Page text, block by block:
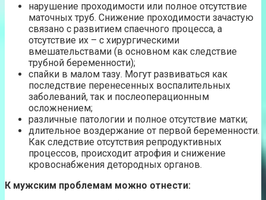
нарушение проходимости или полное отсутствие
маточных труб. Снижение проходимости зачастую
связано с развитием спаечного процесса, а
отсутствие их – с хирургическими
вмешательствами (в основном как следствие
трубной беременности);
спайки в малом тазу. Могут развиваться как
последствие перенесенных воспалительных
заболеваний, так и послеоперационным
осложнением;
различные патологии и полное отсутствие матки;
длительное воздержание от первой беременности.
Как следствие отсутствия репродуктивных
процессов, происходит атрофия и снижение
кровоснабжения детородных органов.
К мужским проблемам можно отнести: